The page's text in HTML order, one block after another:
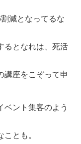
減となってるな
るとなれは、死活
講座をこぞって申
ベント集客のよう
とも。